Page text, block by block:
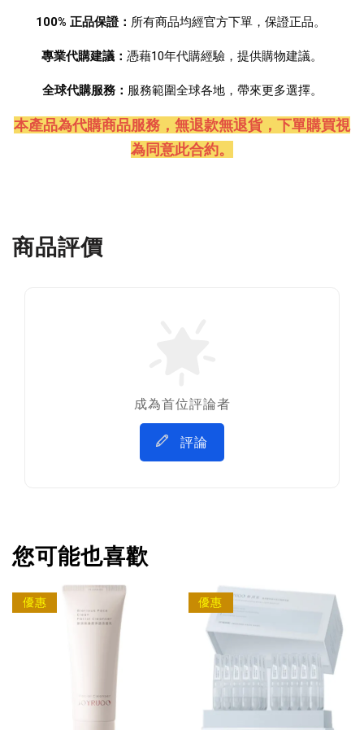
100% 正品保證： 所有商品均經官方下單，保證正品。
專業代購建議： 憑藉10年代購經驗，提供購物建議。
全球代購服務： 服務範圍全球各地，帶來更多選擇。
本產品為代購商品服務，無退款無退貨，下單購買視
為同意此合約。
商品評價
成為首位評論者
評論
您可能也喜歡
優惠 優惠